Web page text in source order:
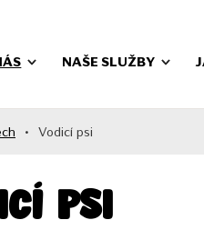
NAŠE SLUŽBY
• Vodicí psi
psi